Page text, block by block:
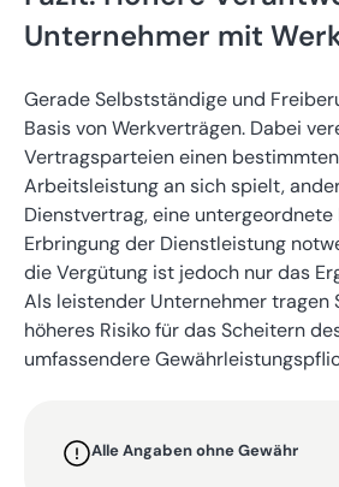
Unternehmer mit
Gerade Selbstständige und
Basis von Werkverträgen. Dabei
Vertragsparteien einen
Arbeitsleistung an sich spielt,
Dienstvertrag, eine untergeordnete
Erbringung der Dienstleistung
die Vergütung ist jedoch nur das
Als leistender Unternehmer tragen
höheres Risiko für das Scheitern
umfassendere
Alle Angaben ohne Gewähr